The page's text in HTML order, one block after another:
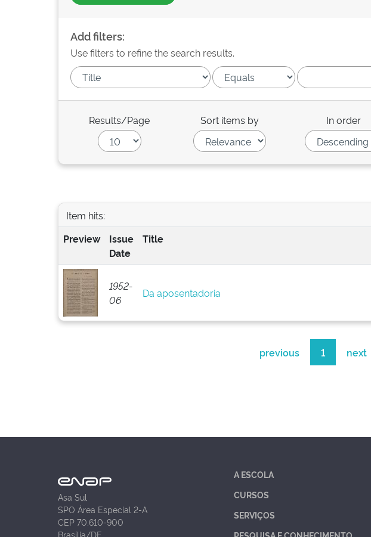
Add filters:
Use filters to refine the search results.
Results/Page Sort items by In order
Item hits:
Preview
Issue
Date
Title
1952-
06
Da aposentadoria
previous 1 next
Asa Sul
SPO Área Especial 2-A
CEP 70.610-900
Brasília/DF
A ESCOLA
CURSOS
SERVIÇOS